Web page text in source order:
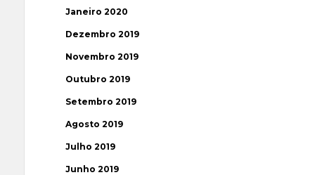
Janeiro 2020
Dezembro 2019
Novembro 2019
Outubro 2019
Setembro 2019
Agosto 2019
Julho 2019
Junho 2019